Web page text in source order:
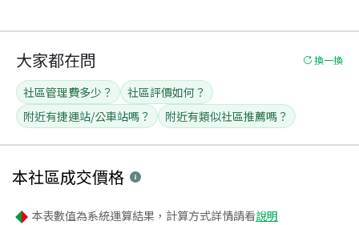
大家都在問 換一換
社區管理費多少？
社區評價如何？
附近有捷運站/公車站嗎？
附近有類似社區推薦嗎？
本社區成交價格
本表數值為系統運算結果，計算方式詳情請看說明